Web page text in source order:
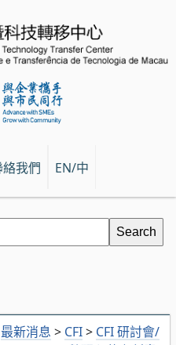
我們 EN/中
最新消息 > CFI> CFI 研討會/